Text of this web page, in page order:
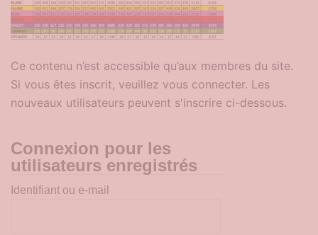
Ce contenu n’est accessible qu’aux membres du site.
Si vous êtes inscrit, veuillez vous connecter. Les
nouveaux utilisateurs peuvent s'inscrire ci-dessous.
Connexion pour les
utilisateurs enregistrés
Identifiant ou e-mail